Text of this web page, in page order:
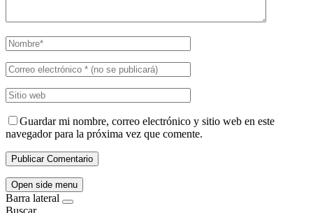
Guardar mi nombre, correo electrónico y sitio web en este
navegador para la próxima vez que comente.
Open side menu
Barra lateral
Buscar